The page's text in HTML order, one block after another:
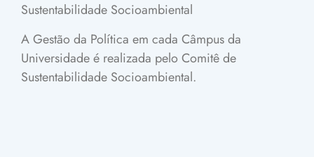
Sustentabilidade Socioambiental
A Gestão da Política em cada Câmpus da
Universidade é realizada pelo Comitê de
Sustentabilidade Socioambiental.